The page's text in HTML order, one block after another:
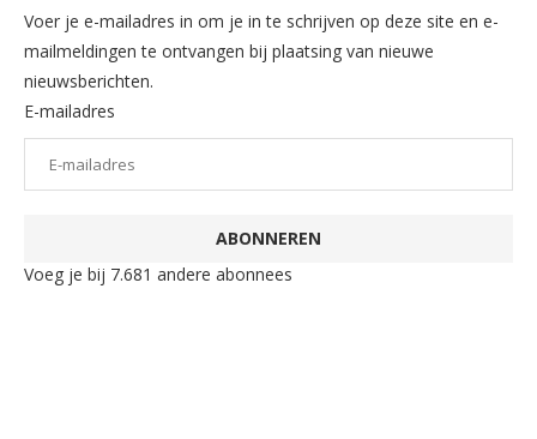
Voer je e-mailadres in om je in te schrijven op deze site en e-
mailmeldingen te ontvangen bij plaatsing van nieuwe
nieuwsberichten.
E-mailadres
ABONNEREN
Voeg je bij 7.681 andere abonnees